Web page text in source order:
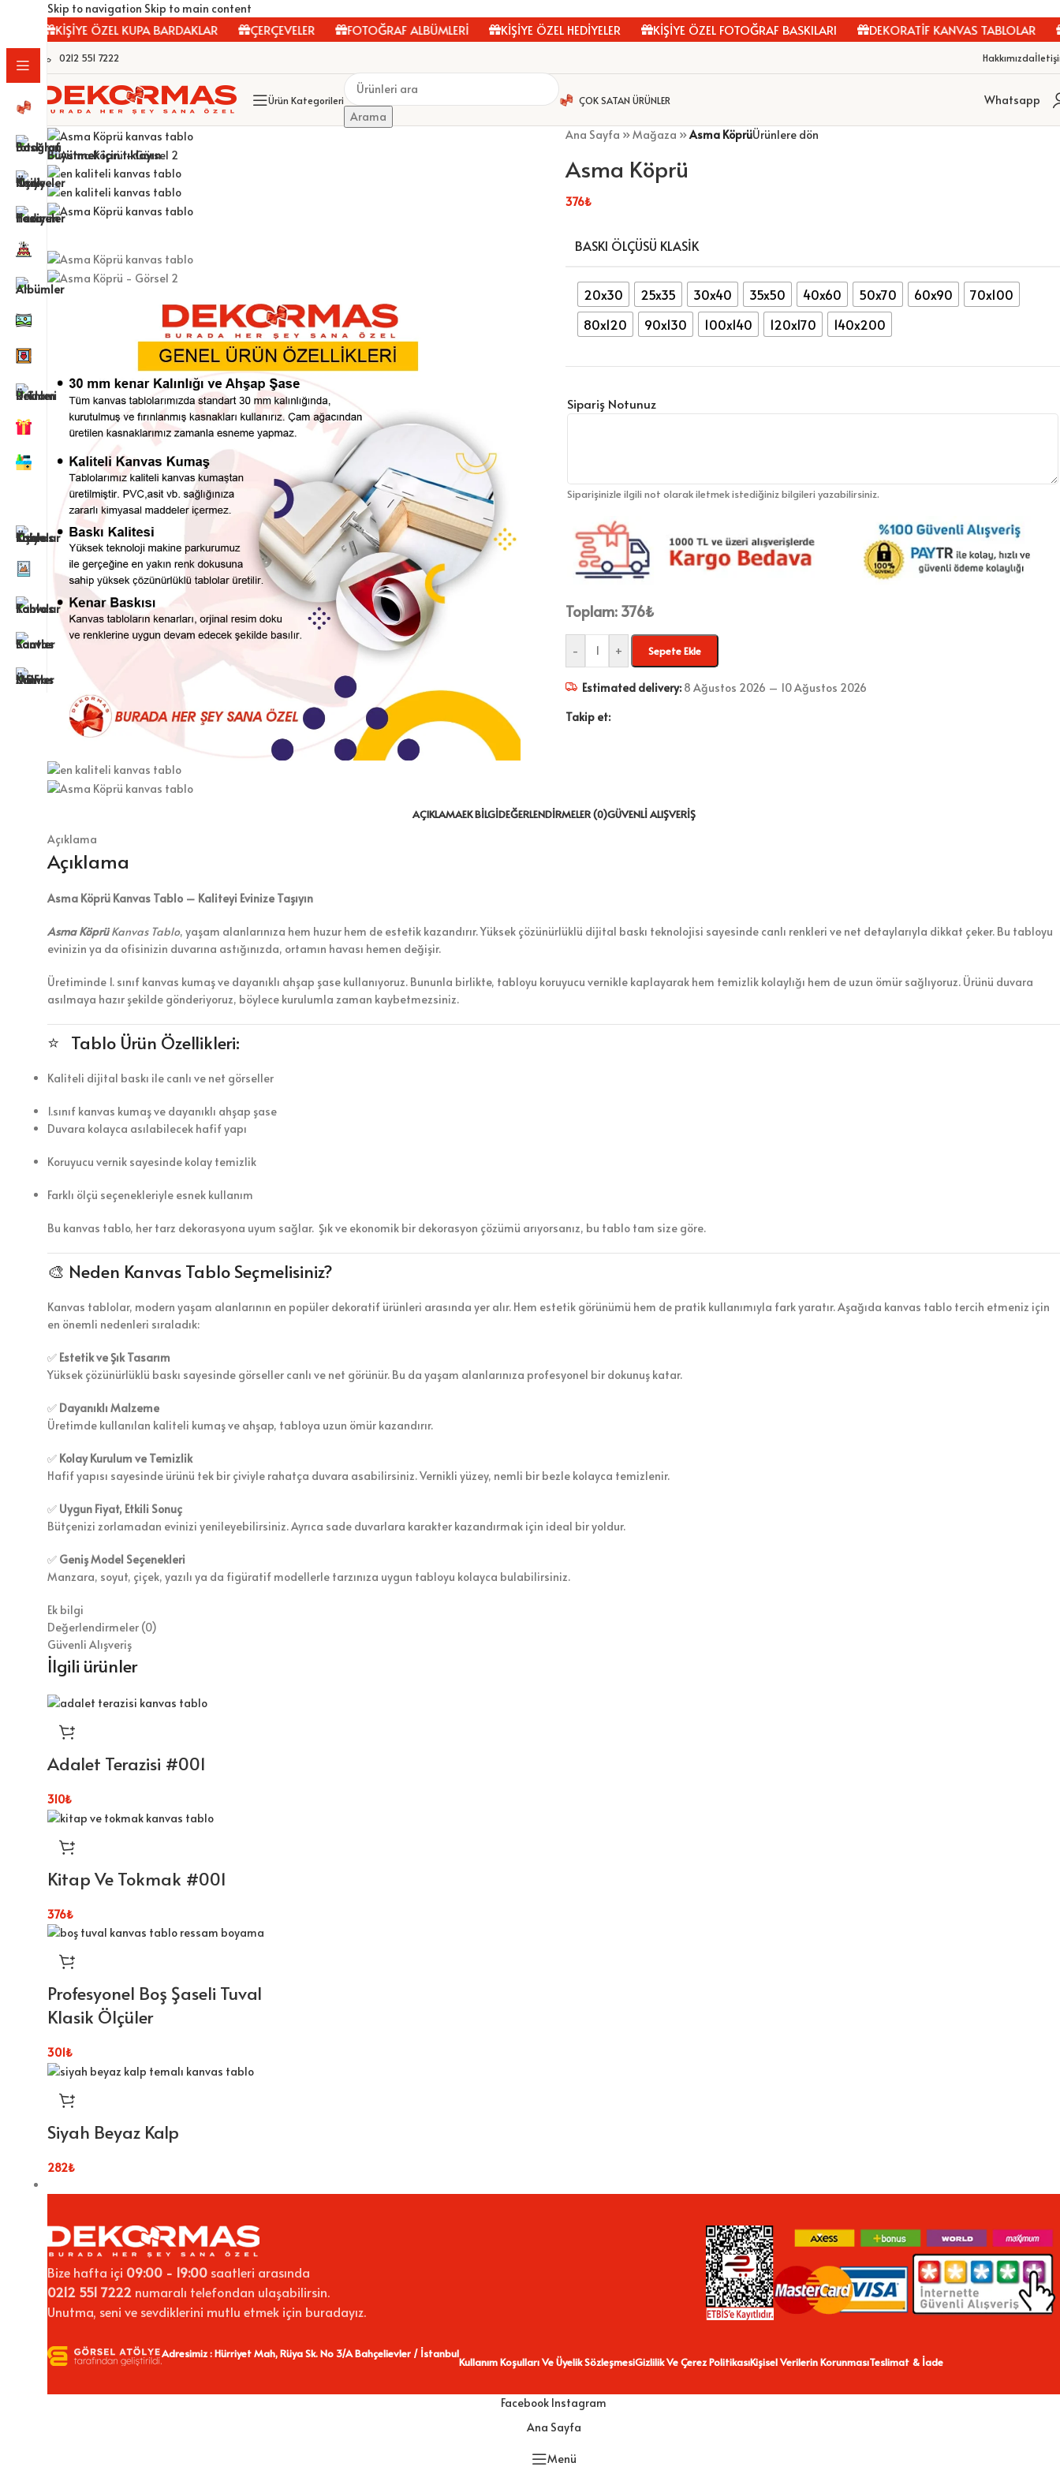
Skip to navigation Skip to main content
KİŞİYE ÖZEL KUPA BARDAKLAR ÇERÇEVELER FOTOĞRAF ALBÜMLERİ KİŞİYE ÖZEL HEDİYELER KİŞİYE ÖZEL FOTOĞRAF BASKILARI DEKORATİF KANVAS TABLOLAR
0212 551 7222 Hakkımızda
Ürün Kategorileri
Arama
ÇOK SATAN ÜRÜNLER Whatsapp
Büyütmek için tıklayın
Ana Sayfa »Mağaza »Asma KöprüÜrünlere dön
Asma Köprü
376₺
BASKI ÖLÇÜSÜ KLASIK
20x30 25x35 30x40 35x50 40x60 50x70 60x90
70x100
80x120
90x130 100x140 120x170 140x200
Sipariş Notunuz
Siparişinizle ilgili not olarak iletmek istediğiniz bilgileri yazabilirsiniz.
Toplam: 376₺
- + Sepete Ekle
Estimated delivery: 8 Ağustos 2026 – 10 Ağustos 2026
Takip et:
AÇIKLAMAEK BILGIDEĞERLENDIRMELER (0)GÜVENLI ALIŞVERIŞ
Açıklama
Açıklama
Asma Köprü Kanvas Tablo – Kaliteyi Evinize Taşıyın
Asma KöprüKanvas Tablo, yaşam alanlarınıza hem huzur hem de estetik kazandırır. Yüksek çözünürlüklü dijital baskı teknolojisi sayesinde canlı renkleri ve net detaylarıyla dikkat çeker. Bu tabloyu
evinizin ya da ofisinizin duvarına astığınızda, ortamın havası hemen değişir.
Üretiminde 1. sınıf kanvas kumaş ve dayanıklı ahşap şase kullanıyoruz. Bununla birlikte, tabloyu koruyucu vernikle kaplayarak hem temizlik kolaylığı hem de uzun ömür sağlıyoruz. Ürünü duvara
asılmaya hazır şekilde gönderiyoruz, böylece kurulumla zaman kaybetmezsiniz.
⭐ Tablo Ürün Özellikleri:
Kaliteli dijital baskı ile canlı ve net görseller
1.sınıf kanvas kumaş ve dayanıklı ahşap şase
Duvara kolayca asılabilecek hafif yapı
Koruyucu vernik sayesinde kolay temizlik
Farklı ölçü seçenekleriyle esnek kullanım
Bu kanvas tablo, her tarz dekorasyona uyum sağlar. Şık ve ekonomik bir dekorasyon çözümü arıyorsanız, bu tablo tam size göre.
🎨 Neden Kanvas Tablo Seçmelisiniz?
Kanvas tablolar, modern yaşam alanlarının en popüler dekoratif ürünleri arasında yer alır. Hem estetik görünümü hem de pratik kullanımıyla fark yaratır. Aşağıda kanvas tablo tercih etmeniz için
en önemli nedenleri sıraladık:
✅ Estetik ve Şık Tasarım
Yüksek çözünürlüklü baskı sayesinde görseller canlı ve net görünür. Bu da yaşam alanlarınıza profesyonel bir dokunuş katar.
✅ Dayanıklı Malzeme
Üretimde kullanılan kaliteli kumaş ve ahşap, tabloya uzun ömür kazandırır.
✅ Kolay Kurulum ve Temizlik
Hafif yapısı sayesinde ürünü tek bir çiviyle rahatça duvara asabilirsiniz. Vernikli yüzey, nemli bir bezle kolayca temizlenir.
✅ Uygun Fiyat, Etkili Sonuç
Bütçenizi zorlamadan evinizi yenileyebilirsiniz. Ayrıca sade duvarlara karakter kazandırmak için ideal bir yoldur.
✅ Geniş Model Seçenekleri
Manzara, soyut, çiçek, yazılı ya da figüratif modellerle tarzınıza uygun tabloyu kolayca bulabilirsiniz.
Ek bilgi
Değerlendirmeler (0)
Güvenli Alışveriş
İlgili ürünler
Adalet Terazisi #001
310₺
Kitap Ve Tokmak #001
376₺
Profesyonel Boş Şaseli Tuval
Klasik Ölçüler
301₺
Siyah Beyaz Kalp
282₺
Bize hafta içi 09:00 - 19:00 saatleri arasında
0212 551 7222 numaralı telefondan ulaşabilirsin.
Unutma, seni ve sevdiklerini mutlu etmek için buradayız.
Adresimiz : Hürriyet Mah, Rüya Sk. No 3/A Bahçelievler / İstanbul
Kullanım Koşulları Ve Üyelik SözleşmesiGizlilik Ve Çerez PolitikasıKişisel Verilerin KorunmasıTeslimat & İade
Facebook Instagram
Ana Sayfa
Menü